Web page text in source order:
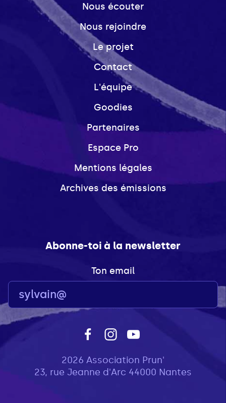
Nous écouter
Nous rejoindre
Le projet
Contact
L'équipe
Goodies
Partenaires
Espace Pro
Mentions légales
Archives des émissions
Abonne-toi à la newsletter
Ton email
2026 Association Prun'
23, rue Jeanne d'Arc 44000 Nantes